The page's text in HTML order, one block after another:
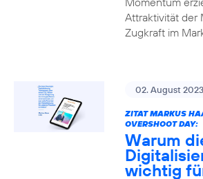
Attraktivität der
Zugkraft im
02. August 2023
ZITAT MARKUS
OVERSHOOT DAY:
Warum
wichtig